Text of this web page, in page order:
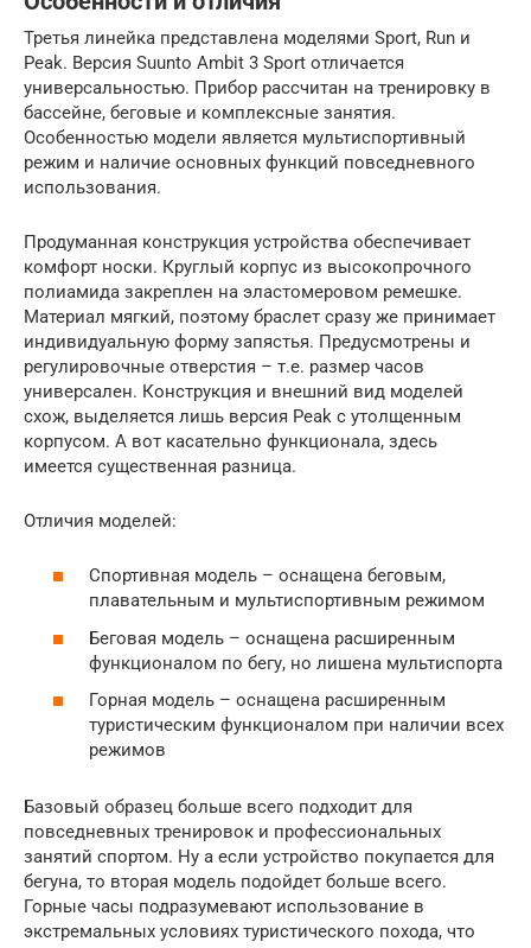
Третья линейка представлена моделями Sport, Run и
Peak. Версия Suunto Ambit 3 Sport отличается
универсальностью. Прибор рассчитан на тренировку в
бассейне, беговые и комплексные занятия.
Особенностью модели является мультиспортивный
режим и наличие основных функций повседневного
использования.
Продуманная конструкция устройства обеспечивает
комфорт носки. Круглый корпус из высокопрочного
полиамида закреплен на эластомеровом ремешке.
Материал мягкий, поэтому браслет сразу же принимает
индивидуальную форму запястья. Предусмотрены и
регулировочные отверстия – т.е. размер часов
универсален. Конструкция и внешний вид моделей
схож, выделяется лишь версия Peak с утолщенным
корпусом. А вот касательно функционала, здесь
имеется существенная разница.
Отличия моделей:
Спортивная модель – оснащена беговым,
плавательным и мультиспортивным режимом
Беговая модель – оснащена расширенным
функционалом по бегу, но лишена мультиспорта
Горная модель – оснащена расширенным
туристическим функционалом при наличии всех
режимов
Базовый образец больше всего подходит для
повседневных тренировок и профессиональных
занятий спортом. Ну а если устройство покупается для
бегуна, то вторая модель подойдет больше всего.
Горные часы подразумевают использование в
экстремальных условиях туристического похода, что